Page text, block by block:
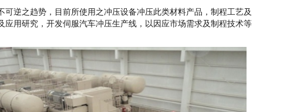
逆之趋势，目前所使用之冲压设备冲压此类材料产品，制程工艺及
用研究，开发伺服汽车冲压生产线，以因应市场需求及制程技术等